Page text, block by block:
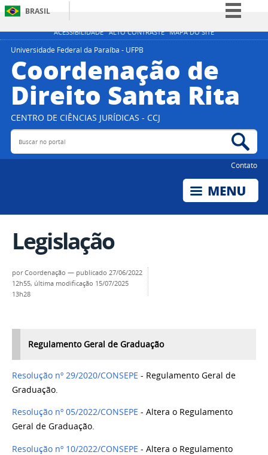
ACESSIBILIDADE ALTO CONTRASTE MAPA DO SITE
BRASIL
Simplifique!
Participe
Acesso à informação
Legislação
Universidade Federal da Paraíba - UFPB
Coordenação de
Direito Santa Rita
CENTRO DE CIÊNCIAS JURÍDICAS - CCJ
Buscar no portal
Contato
Legislação
porCoordenação — publicado 27/06/2022
12h55, última modificação 15/07/2025
13h28
Regulamento Geral de Graduação
Resolução nº 29/2020/CONSEPE - Regulamento Geral de
Graduação.
Resolução nº 05/2022/CONSEPE - Altera o Regulamento
Geral de Graduação.
Resolução nº 10/2022/CONSEPE - Altera o Regulamento